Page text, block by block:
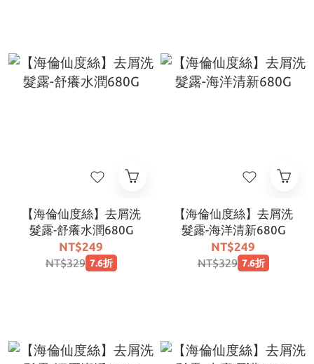
【海倫仙度絲】去屑洗
髮露-舒癢水潤680G
NT$249
NT$329 7.6折
【海倫仙度絲】去屑洗
髮露-海洋清新680G
NT$249
NT$329 7.6折